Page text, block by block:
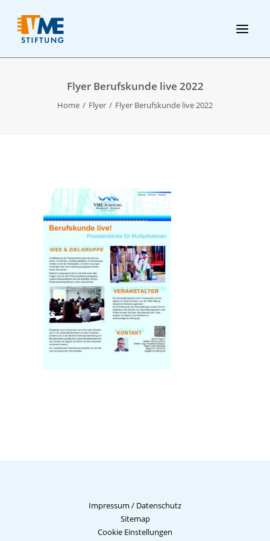
Flyer Berufskunde live 2022
Home Flyer Flyer Berufskunde live 2022
Impressum / Datenschutz
Sitemap
Cookie Einstellungen